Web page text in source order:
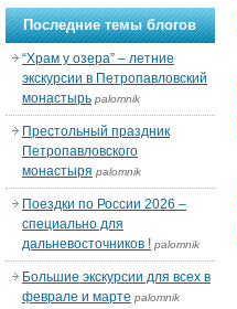
Последние темы блогов
“Храм у озера” – летние
экскурсии в Петропавловский
монастырь palomnik
Престольный праздник
Петропавловского
монастыря palomnik
Поездки по России 2026 –
специально для
дальневосточников ! palomnik
Большие экскурсии для всех в
феврале и марте palomnik